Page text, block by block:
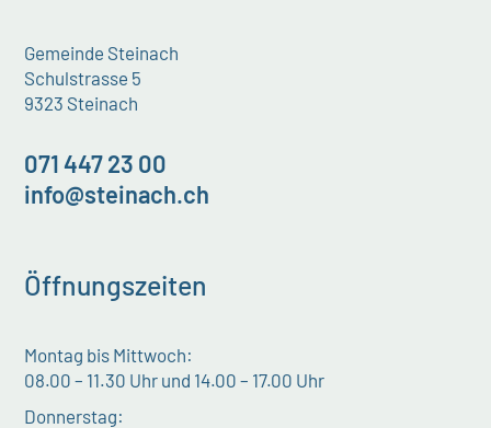
Gemeinde Steinach
Schulstrasse 5
9323 Steinach
071 447 23 00
info@steinach.ch
Öffnungszeiten
Montag bis Mittwoch:
08.00 – 11.30 Uhr und 14.00 – 17.00 Uhr
Donnerstag: